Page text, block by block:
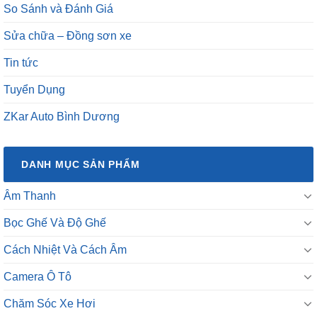
So Sánh và Đánh Giá
Sửa chữa – Đồng sơn xe
Tin tức
Tuyển Dụng
ZKar Auto Bình Dương
DANH MỤC SẢN PHẨM
Âm Thanh
Bọc Ghế Và Độ Ghế
Cách Nhiệt Và Cách Âm
Camera Ô Tô
Chăm Sóc Xe Hơi